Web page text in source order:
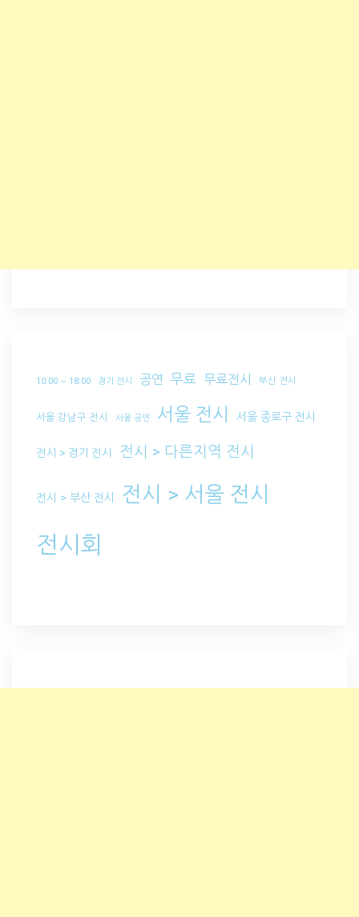
10:00 ~ 18:00 경기 전시 공연 무료 무료전시 부산 전시
서울 강남구 전시 서울 공연 서울 전시 서울 종로구 전시
전시 > 경기 전시 전시 > 다른지역 전시
전시 > 부산 전시 전시 > 서울 전시
전시회